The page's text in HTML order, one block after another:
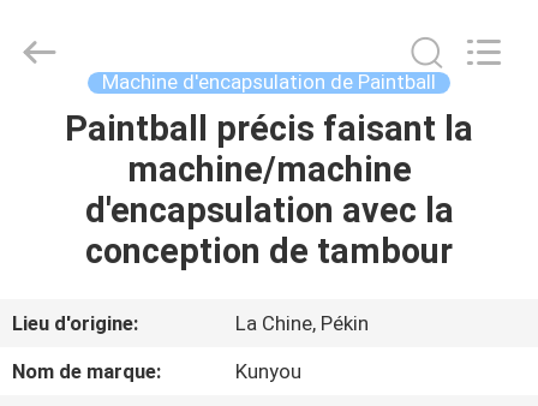
MAISON
VIDÉOS
Pharmatech
Machine d'encapsulation de Paintball
Paintball précis faisant la
machine/machine
d'encapsulation avec la
conception de tambour
Lieu d'origine:
La Chine, Pékin
Nom de marque:
Kunyou